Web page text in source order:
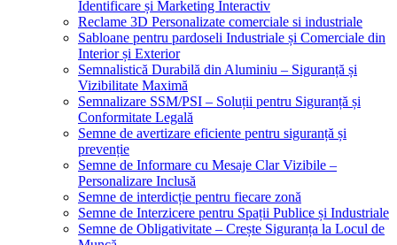
Identificare și Marketing Interactiv
Reclame 3D Personalizate comerciale si industriale
Sabloane pentru pardoseli Industriale și Comerciale din
Interior și Exterior
Semnalistică Durabilă din Aluminiu – Siguranță și
Vizibilitate Maximă
Semnalizare SSM/PSI – Soluții pentru Siguranță și
Conformitate Legală
Semne de avertizare eficiente pentru siguranță și
prevenție
Semne de Informare cu Mesaje Clar Vizibile –
Personalizare Inclusă
Semne de interdicție pentru fiecare zonă
Semne de Interzicere pentru Spații Publice și Industriale
Semne de Obligativitate – Crește Siguranța la Locul de